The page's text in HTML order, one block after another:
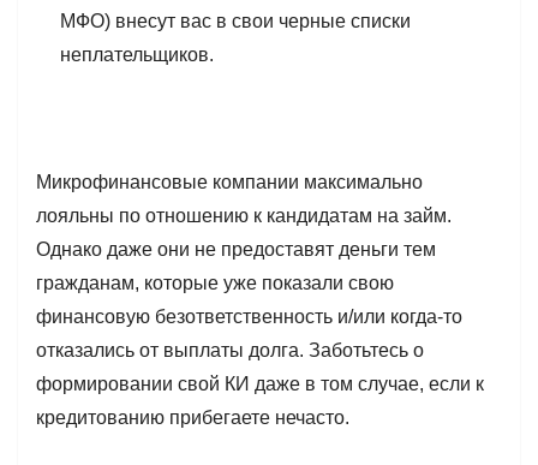
МФО) внесут вас в свои черные списки
неплательщиков.
Микрофинансовые компании максимально
лояльны по отношению к кандидатам на займ.
Однако даже они не предоставят деньги тем
гражданам, которые уже показали свою
финансовую безответственность и/или когда-то
отказались от выплаты долга. Заботьтесь о
формировании свой КИ даже в том случае, если к
кредитованию прибегаете нечасто.